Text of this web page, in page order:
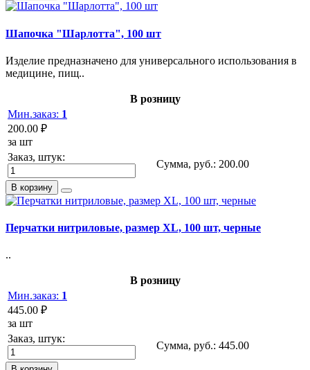
Шапочка "Шарлотта", 100 шт
Изделие предназначено для универсального использования в
медицине, пищ..
В розницу
Мин.заказ: 1
200.00 ₽
за шт
Заказ, штук:
Сумма, руб.: 200.00
В корзину
Перчатки нитриловые, размер XL, 100 шт, черные
..
В розницу
Мин.заказ: 1
445.00 ₽
за шт
Заказ, штук:
Сумма, руб.: 445.00